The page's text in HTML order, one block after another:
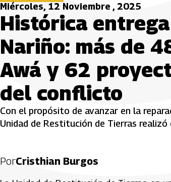
Miércoles, 12 Noviembre , 2025
Histórica
Nariño: más de
Awá y 62
del conflicto
Con el propósito de avanzar en la
Unidad de Restitución de Tierras
PorCristhian Burgos